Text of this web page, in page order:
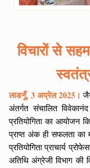
विचारों से
लाडनूँ, 3 अप्रेल 2025।
अंतर्गत संचालित
प्रतियोगिता का आयोजन
प्राप्त अंक ही सफलता का
प्रतियोगिता प्राचार्य
अतिथि अंग्रेजी विभाग की